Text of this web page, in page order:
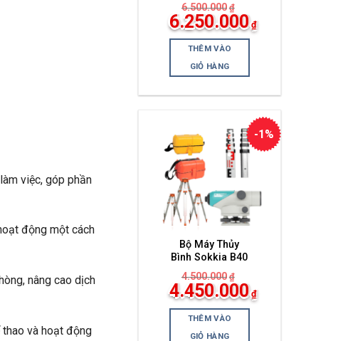
6.500.000 ₫
Giá
gốc
là:
6.500.000₫.
6.250.000 ₫
Giá
hiện
tại
là:
6.250.000₫.
THÊM VÀO
GIỎ HÀNG
-1%
Bộ Máy Thủy
Bình Sokkia B40
4.500.000 ₫
Giá
gốc
là:
4.500.000₫.
4.450.000 ₫
Giá
hiện
tại
là:
THÊM VÀO
GIỎ HÀNG
việc, góp phần
động một cách
nâng cao dịch
và hoạt động